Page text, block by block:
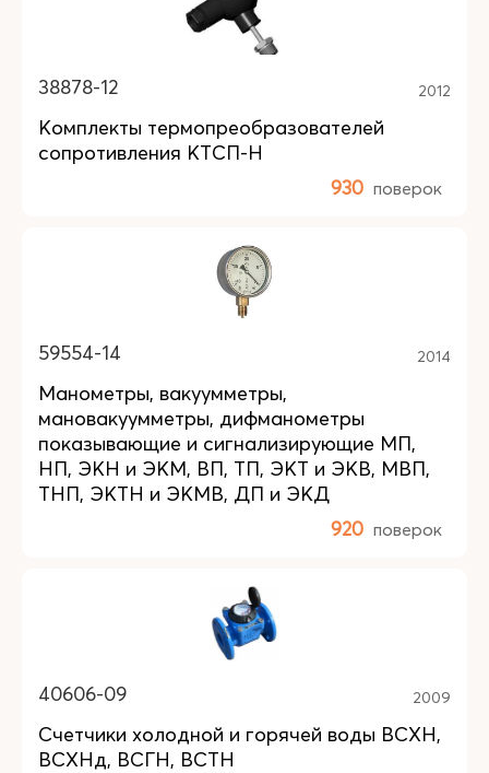
38878-12 2012
Комплекты термопреобразователей
сопротивления КТСП-Н
930 поверок
59554-14 2014
Манометры, вакуумметры,
мановакуумметры, дифманометры
показывающие и сигнализирующие МП,
НП, ЭКН и ЭКМ, ВП, ТП, ЭКТ и ЭКВ, МВП,
ТНП, ЭКТН и ЭКМВ, ДП и ЭКД
920 поверок
40606-09 2009
Счетчики холодной и горячей воды ВСХН,
ВСХНд, ВСГН, ВСТН